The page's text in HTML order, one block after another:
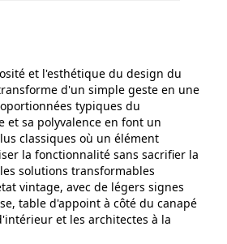
et l'esthétique du design du
d'un simple geste en une
typiques du
et sa polyvalence en font un
classiques où un élément
la fonctionnalité sans sacrifier la
solutions transformables
vintage, avec de légers signes
table d'appoint à côté du canapé
et les architectes à la